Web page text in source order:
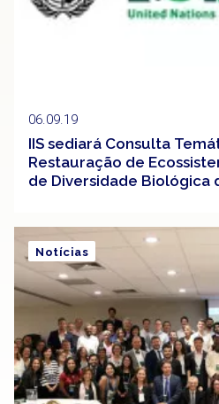
06.09.19
IIS sediará Consulta
Restauração de
de Diversidade Biológica
Notícias